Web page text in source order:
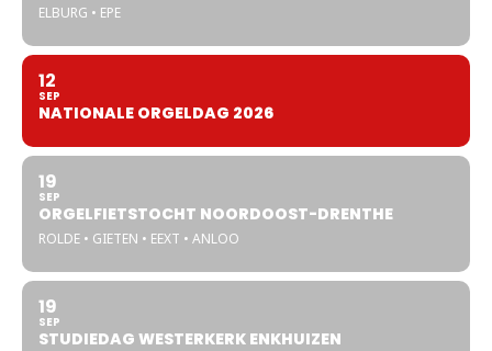
ELBURG • EPE
12
SEP
NATIONALE ORGELDAG 2026
19
SEP
ORGELFIETSTOCHT NOORDOOST-DRENTHE
ROLDE • GIETEN • EEXT • ANLOO
19
SEP
STUDIEDAG WESTERKERK ENKHUIZEN